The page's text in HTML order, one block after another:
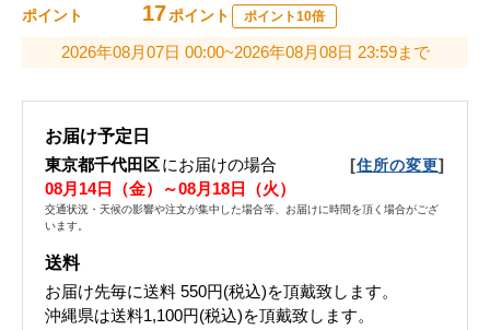
ポイント 17ポイント ポイント10倍
2026年08月07日 00:00~2026年08月08日 23:59まで
お届け予定日
東京都千代田区にお届けの場合 [住所の変更]
08月14日（金）～08月18日（火）
交通状況・天候の影響や注文が集中した場合等、お届けに時間を頂く場合がござ
います。
送料
お届け先毎に送料 550円(税込)を頂戴致します。
沖縄県は送料1,100円(税込)を頂戴致します。